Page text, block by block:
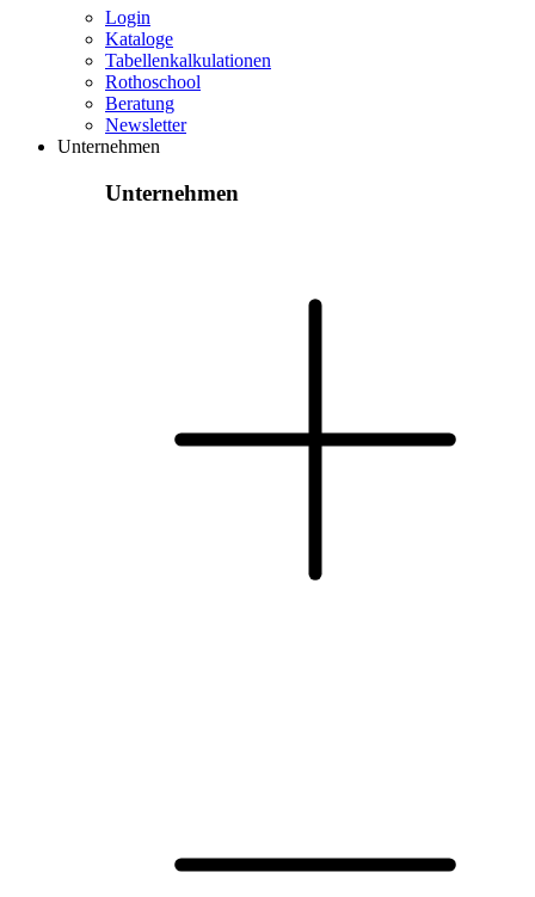
Login
Kataloge
Tabellenkalkulationen
Rothoschool
Beratung
Newsletter
Unternehmen
Unternehmen